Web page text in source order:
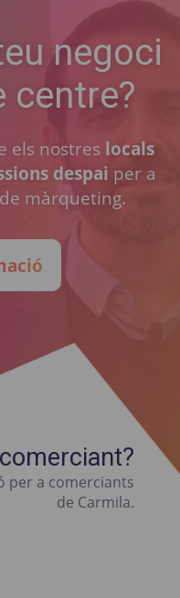
negoci
centre?
els nostres locals
despai per a
màrqueting.
per a comerciants
de Carmila.